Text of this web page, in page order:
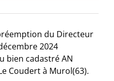
du Directeur
2024
bien cadastré AN
Coudert à Murol(63).